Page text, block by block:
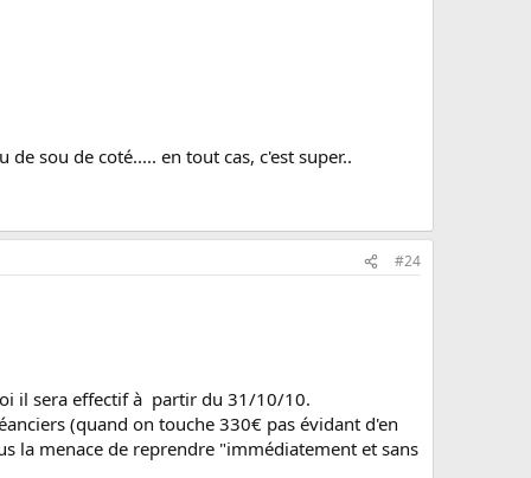
sou de coté..... en tout cas, c'est super..
#24
il sera effectif à partir du 31/10/10.
(quand on touche 330€ pas évidant d'en
la menace de reprendre "immédiatement et sans